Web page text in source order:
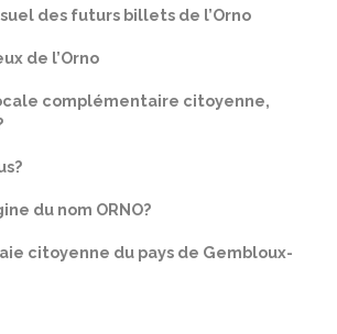
des futurs billets de l’Orno
de l’Orno
complémentaire citoyenne,
du nom ORNO?
citoyenne du pays de Gembloux-